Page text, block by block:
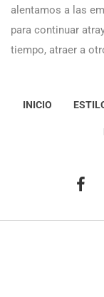
alentamos a las
para continuar
tiempo, atraer a
INICIO